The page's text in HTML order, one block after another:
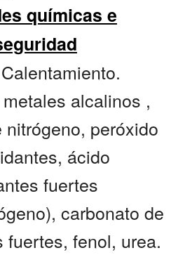
químicas e
alcalinos ,
peróxido
ácido
fuertes
carbonato de
fenol, urea.